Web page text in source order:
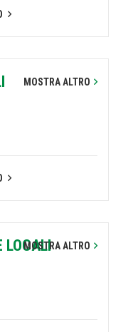
MOSTRA ALTRO
LOCALI
MOSTRA ALTRO